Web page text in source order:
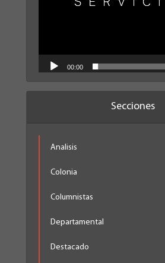
00:00
Secciones
Analisis
Colonia
Columnistas
Departamental
Destacado